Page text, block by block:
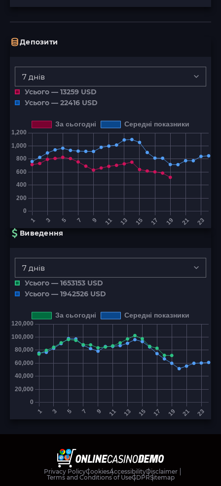
Депозити
Усього — 13259 USD
Усього — 22416 USD
7 днів
Виведення
Усього — 1653153 USD
Усього — 1942526 USD
7 днів
Privacy PolicyCookiesAccessibilityDisclaimer
Terms and Conditions of UseGDPRSitemap